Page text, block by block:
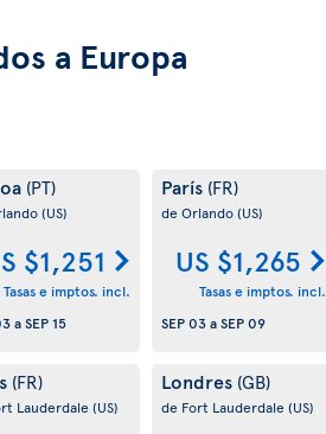
a Europa
(PT)
(US)
$1,251
Tasas e imptos. incl.
aSEP 15
París (FR)
de Orlando(US)
US $1,265
Tasas e imptos. incl.
SEP 03aSEP 09
(FR)
Lauderdale (US)
Londres (GB)
de Fort Lauderdale (US)